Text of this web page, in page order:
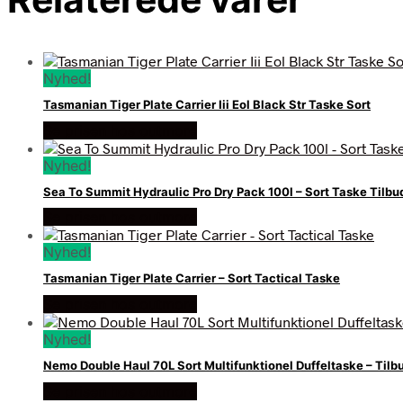
Nyhed!
Tasmanian Tiger Plate Carrier Iii Eol Black Str Taske Sort
Nyhed!
Sea To Summit Hydraulic Pro Dry Pack 100l – Sort Taske
Nyhed!
Tasmanian Tiger Plate Carrier – Sort Tactical Taske
Nyhed!
Nemo Double Haul 70L Sort Multifunktionel Duffeltaske –